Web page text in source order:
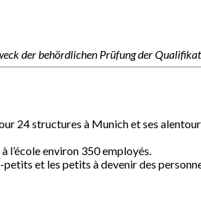
der behördlichen Prüfung der
24 structures à Munich et ses
l’école environ 350 employés.
et les petits à devenir des